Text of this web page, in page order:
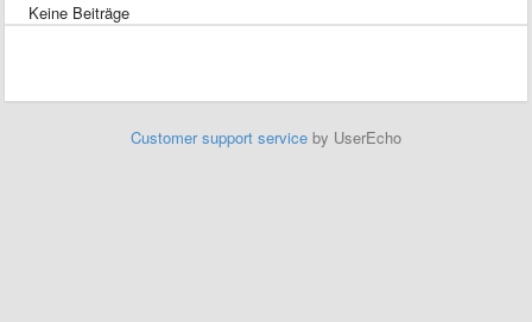
Keine Beiträge
Customer support service by UserEcho